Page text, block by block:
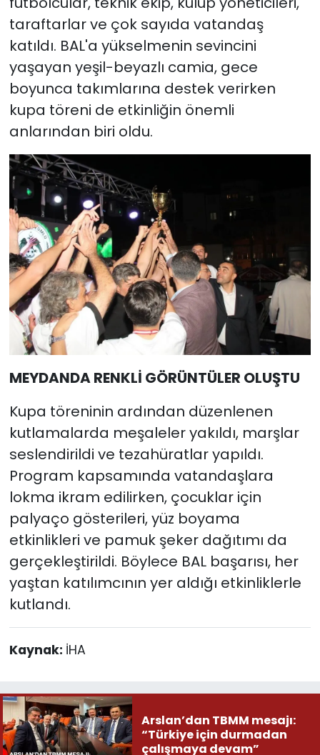
taraftarlar ve çok sayıda vatandaş
katıldı. BAL'a yükselmenin sevincini
yaşayan yeşil-beyazlı camia, gece
boyunca takımlarına destek verirken
kupa töreni de etkinliğin önemli
anlarından biri oldu.
MEYDANDA RENKLİ GÖRÜNTÜLER OLUŞTU
Kupa töreninin ardından düzenlenen
kutlamalarda meşaleler yakıldı, marşlar
seslendirildi ve tezahüratlar yapıldı.
Program kapsamında vatandaşlara
lokma ikram edilirken, çocuklar için
palyaço gösterileri, yüz boyama
etkinlikleri ve pamuk şeker dağıtımı da
gerçekleştirildi. Böylece BAL başarısı, her
yaştan katılımcının yer aldığı etkinliklerle
kutlandı.
Kaynak: İHA
Arslan’dan TBMM mesajı:
“Türkiye için durmadan
çalışmaya devam”